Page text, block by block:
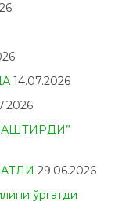
14.07.2026
29.06.2026
ўргатди